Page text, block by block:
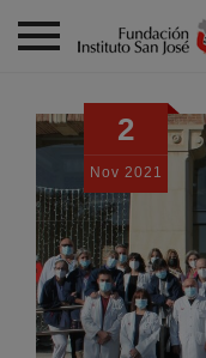
content
2
Nov 2021